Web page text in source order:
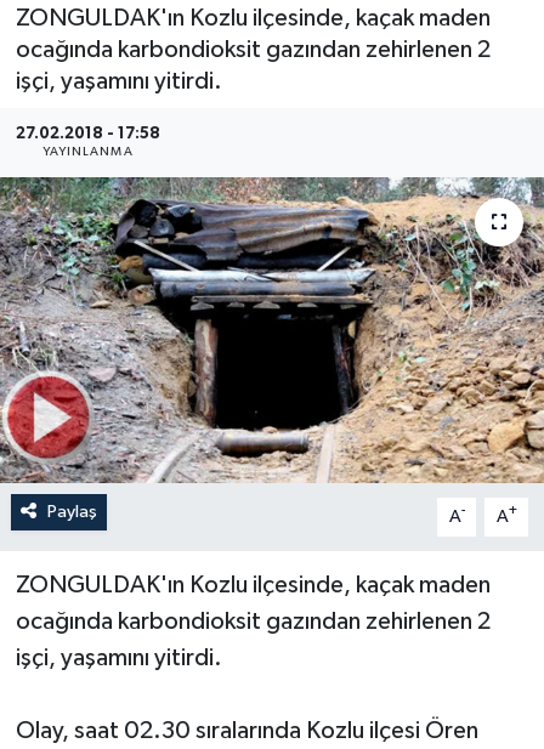
ZONGULDAK'ın Kozlu ilçesinde, kaçak maden
ocağında karbondioksit gazından zehirlenen 2
işçi, yaşamını yitirdi.
27.02.2018 - 17:58
YAYINLANMA
Paylaş A- A+
ZONGULDAK'ın Kozlu ilçesinde, kaçak maden
ocağında karbondioksit gazından zehirlenen 2
işçi, yaşamını yitirdi.
Olay, saat 02.30 sıralarında Kozlu ilçesi Ören
Medya
Sivil Toplum
Siyaset
Spor
Tarım
Turizm
DÜNYA
YEREL